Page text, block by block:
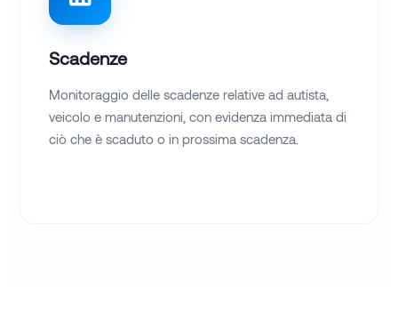
Scadenze
Monitoraggio delle scadenze relative ad autista,
veicolo e manutenzioni, con evidenza immediata di
ciò che è scaduto o in prossima scadenza.